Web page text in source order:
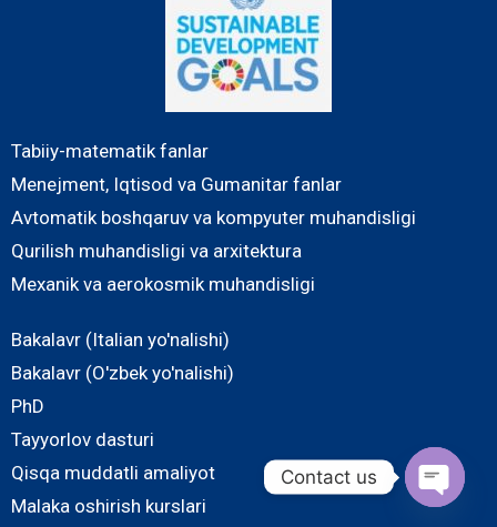
Tabiiy-matematik fanlar
Menejment, Iqtisod va Gumanitar fanlar
Avtomatik boshqaruv va kompyuter muhandisligi
Qurilish muhandisligi va arxitektura
Mexanik va aerokosmik muhandisligi
Bakalavr (Italian yo'nalishi)
Bakalavr (O'zbek yo'nalishi)
PhD
Tayyorlov dasturi
Qisqa muddatli amaliyot
Malaka oshirish kurslari
Contact us